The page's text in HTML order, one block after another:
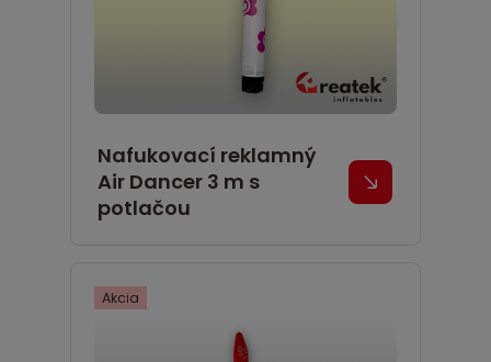
Nafukovací reklamný
Air Dancer 3 m s
potlačou
Akcia